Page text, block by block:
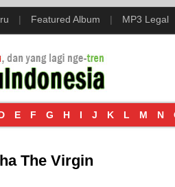
| Featured Album | MP3 Legal
E F G H I J K L M N
The Virgin